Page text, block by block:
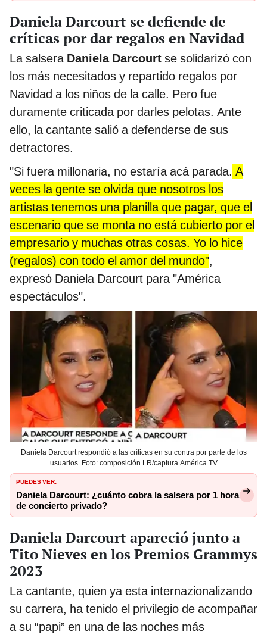
Daniela Darcourt se defiende de
críticas por dar regalos en Navidad
La salsera Daniela Darcourt se solidarizó con
los más necesitados y repartido regalos por
Navidad a los niños de la calle. Pero fue
duramente criticada por darles pelotas. Ante
ello, la cantante salió a defenderse de sus
detractores.
"Si fuera millonaria, no estaría acá parada. A
veces la gente se olvida que nosotros los
artistas tenemos una planilla que pagar, que el
escenario que se monta no está cubierto por el
empresario y muchas otras cosas. Yo lo hice
(regalos) con todo el amor del mundo",
expresó Daniela Darcourt para "América
espectáculos".
Daniela Darcourt respondió a las críticas en su contra por parte de los
usuarios. Foto: composición LR/captura América TV
PUEDES VER:
Daniela Darcourt: ¿cuánto cobra la salsera por 1 hora
de concierto privado?
Daniela Darcourt apareció junto a
Tito Nieves en los Premios Grammys
2023
La cantante, quien ya esta internazionalizando
su carrera, ha tenido el privilegio de acompañar
a su “papi” en una de las noches más